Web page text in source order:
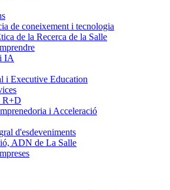
de coneixement i tecnologia
de la Recerca de la Salle
IA
i Executive Education
R+D
i Acceleració
d'esdeveniments
ADN de La Salle